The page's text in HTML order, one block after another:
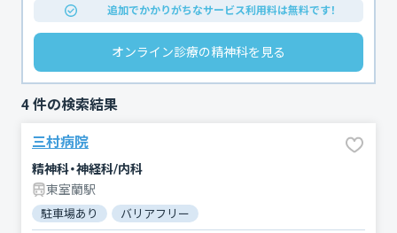
追加でかかりがちなサービス利用料は無料です！
オンライン診療の精神科を見る
4 件の検索結果
三村病院
精神科・神経科/内科
東室蘭駅
駐車場あり バリアフリー